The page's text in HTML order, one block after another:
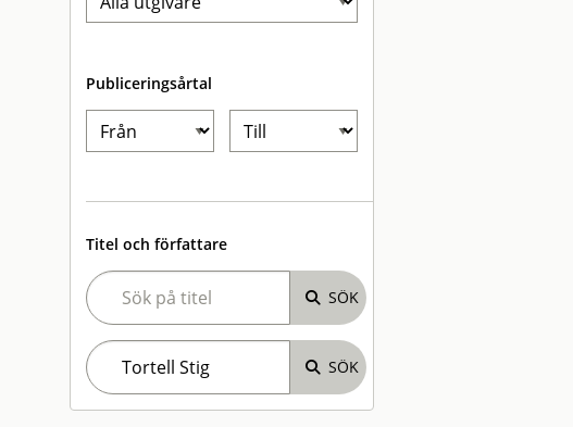
Publiceringsårtal
Titel och författare